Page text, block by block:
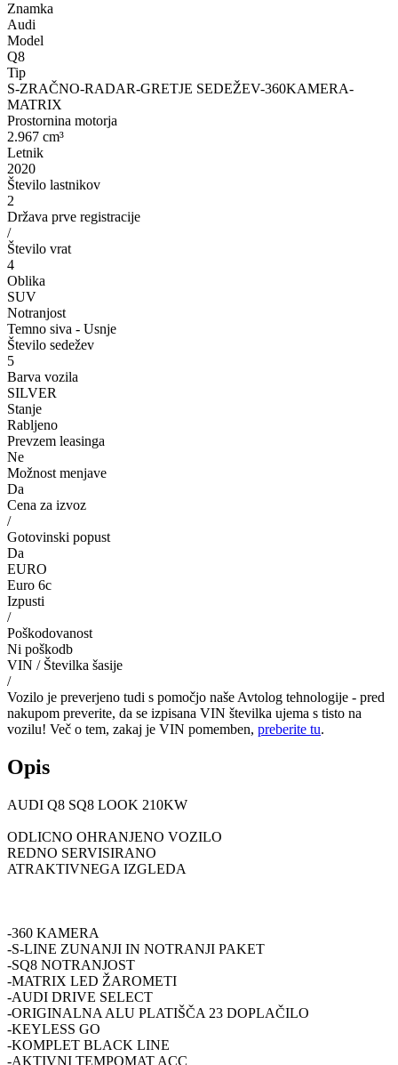
Znamka
Audi
Model
Q8
Tip
S-ZRAČNO-RADAR-GRETJE SEDEŽEV-360KAMERA-
MATRIX
Prostornina motorja
2.967 cm³
Letnik
2020
Število lastnikov
2
Država prve registracije
/
Število vrat
4
Oblika
SUV
Notranjost
Temno siva - Usnje
Število sedežev
5
Barva vozila
SILVER
Stanje
Rabljeno
Prevzem leasinga
Ne
Možnost menjave
Da
Cena za izvoz
/
Gotovinski popust
Da
EURO
Euro 6c
Izpusti
/
Poškodovanost
Ni poškodb
VIN / Številka šasije
/
Vozilo je preverjeno tudi s pomočjo naše Avtolog tehnologije - pred
nakupom preverite, da se izpisana VIN številka ujema s tisto na
vozilu! Več o tem, zakaj je VIN pomemben, preberite tu.
Opis
AUDI Q8 SQ8 LOOK 210KW
ODLICNO OHRANJENO VOZILO
REDNO SERVISIRANO
ATRAKTIVNEGA IZGLEDA
-360 KAMERA
-S-LINE ZUNANJI IN NOTRANJI PAKET
-SQ8 NOTRANJOST
-MATRIX LED ŽAROMETI
-AUDI DRIVE SELECT
-ORIGINALNA ALU PLATIŠČA 23 DOPLAČILO
-KEYLESS GO
-KOMPLET BLACK LINE
-AKTIVNI TEMPOMAT ACC